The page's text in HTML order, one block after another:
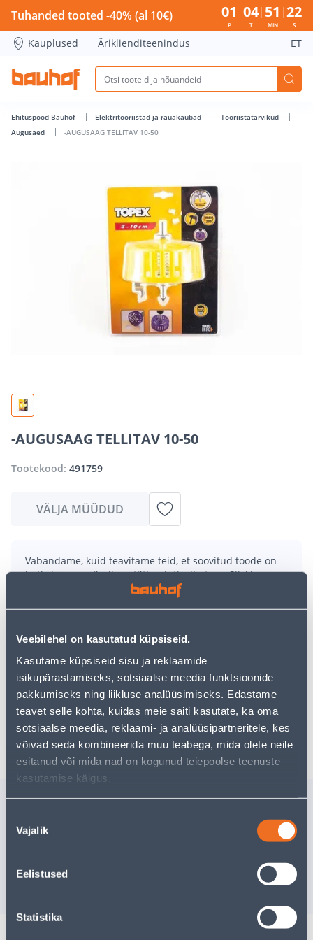
Veebilehel on kasutatud küpsiseid.
Kasutame küpsiseid sisu ja reklaamide
isikupärastamiseks, sotsiaalse meedia funktsioonide
pakkumiseks ning liikluse analüüsimiseks. Edastame
teavet selle kohta, kuidas meie saiti kasutate, ka oma
sotsiaalse meedia, reklaami- ja analüüsipartneritele, kes
võivad seda kombineerida muu teabega, mida olete neile
esitanud või mida nad on kogunud teiepoolse teenuste
kasutamise käigus.
valik
Vajalik
Eelistused
Statistika
-AUGUSAAG TELLITAV 10-50 - Bauhof has loaded
Tuhanded tooted -40% (al 10€) 01
P
04
T
51
MIN
21
S
Kauplused Äriklienditeenindus ET
Ehituspood Bauhof Elektritööriistad ja rauakaubad
Tööriistatarvikud
Augusaed
-AUGUSAAG TELLITAV 10-50
-AUGUSAAG TELLITAV 10-50
Tootekood: 491759
VÄLJA MÜÜDUD
Vabandame, kuid teavitame teid, et soovitud toode on
hetkel suure nõudluse tõttu ajutiselt otsas. Siiski
pakume suurepäraseid alternatiive samast
, mis võivad teile sama palju rõõmu
uurimistööd saate jätkata, naastesavalehele
kasutades meie võimsat otsingufunktsiooni, et leida
veelgi meelepärasemad valikuid. Head ostlemist!
Tarne pole võimalik
Sarnased tooted
10